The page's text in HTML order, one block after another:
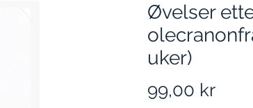
Øvelser
uker)
99,00 krPris